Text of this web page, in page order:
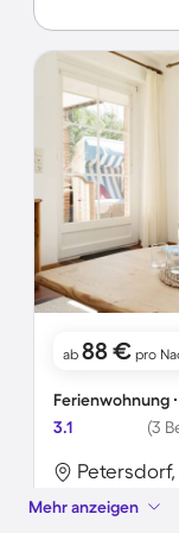
ab 88 € pro
Ferienwohnung
3.1
(3
Mehr anzeigen